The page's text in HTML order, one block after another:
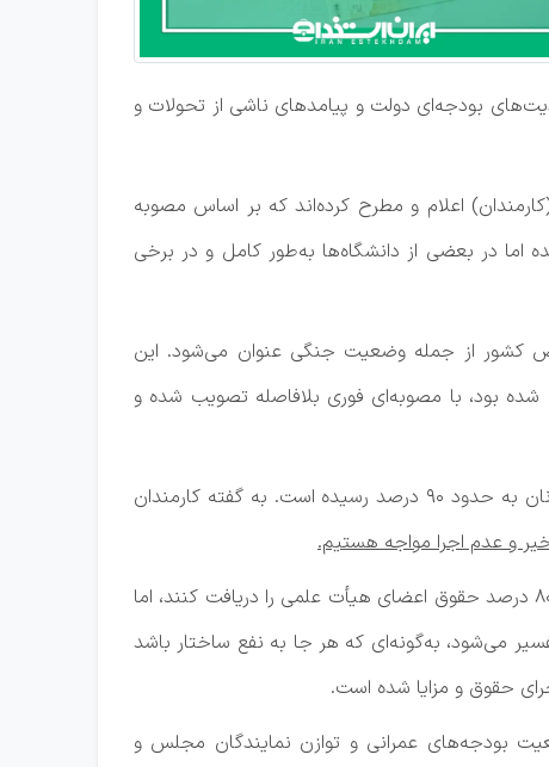
بودجه‌ای دولت و پیامدهای ناشی از تحولات و
اعلام و مطرح کرده‌اند که بر اساس مصوبه
شده اما در بعضی از دانشگاه‌ها به‌طور کامل و در برخی
کشور از جمله وضعیت جنگی عنوان می‌شود. این
بود، با مصوبه‌ای فوری بلافاصله تصویب شده و
آن‌ها همچنین اعلام کرده‌اند که برخی پرداخت‌ها از دی‌ماه نیز به‌صورت معوقه انجام شده و در مجموع افزایش حقوق آنان به حدود 90 درصد رسیده است. به گفته کارمندان
و عدم اجرا مواجه هستیم.
آن‌ها می‌گویند بر اساس آیین‌نامه‌ای که پیش‌تر وجود داشته و همچنان معتبر است، کارکنان غیرهیأت علمی باید حدود 80 درصد حقوق اعضای هیأت علمی را دریافت کنند، اما
می‌شود، به‌گونه‌ای که هر جا به نفع ساختار باشد
حقوق و مزایا شده است.
بودجه‌های عمرانی و توازن نمایندگان مجلس و